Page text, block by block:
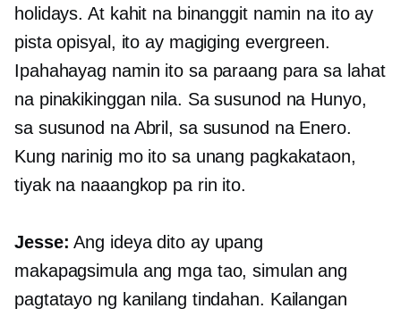
holidays. At kahit na binanggit namin na ito ay
pista opisyal, ito ay magiging evergreen.
Ipahahayag namin ito sa paraang para sa lahat
na pinakikinggan nila. Sa susunod na Hunyo,
sa susunod na Abril, sa susunod na Enero.
Kung narinig mo ito sa unang pagkakataon,
tiyak na naaangkop pa rin ito.
Jesse: Ang ideya dito ay upang
makapagsimula ang mga tao, simulan ang
pagtatayo ng kanilang tindahan. Kailangan